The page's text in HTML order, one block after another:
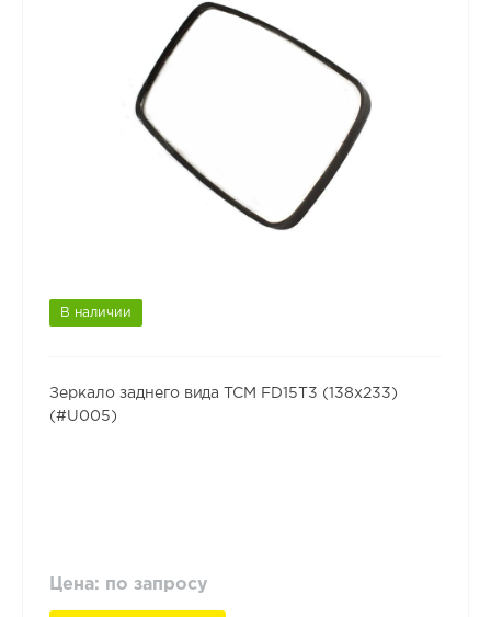
В наличии
Зеркало заднего вида TCM FD15T3 (138x233)
(#U005)
Цена: по запросу